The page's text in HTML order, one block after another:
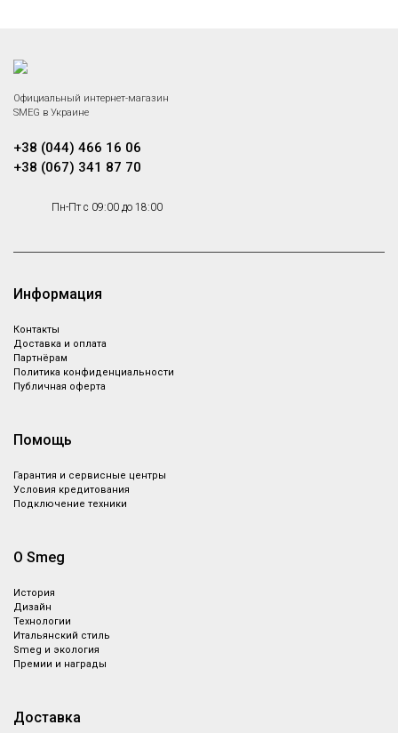
Официальный интернет-магазин
SMEG в Украине
+38 (044) 466 16 06
+38 (067) 341 87 70
Пн-Пт с 09:00 до 18:00
Информация
Контакты
Доставка и оплата
Партнёрам
Политика конфиденциальности
Публичная оферта
Помощь
Гарантия и сервисные центры
Условия кредитования
Подключение техники
О Smeg
История
Дизайн
Технологии
Итальянский стиль
Smeg и экология
Премии и награды
Доставка